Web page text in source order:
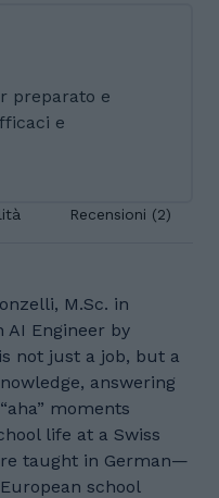
preparato e
e
Recensioni (2)
M.Sc. in
AI Engineer by
not just a job, but a
answering
moments
life at a Swiss
taught in German—
school